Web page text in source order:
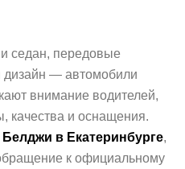
седан, передовые
дизайн — автомобили
внимание водителей,
качества и оснащения.
Белджи в Екатеринбурге,
к официальному